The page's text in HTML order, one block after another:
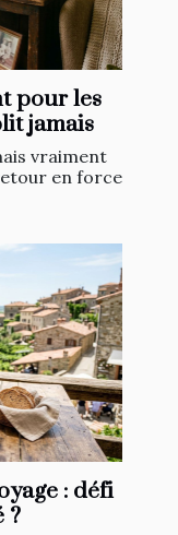
pour les
jamais
vraiment
en force
: défi
?